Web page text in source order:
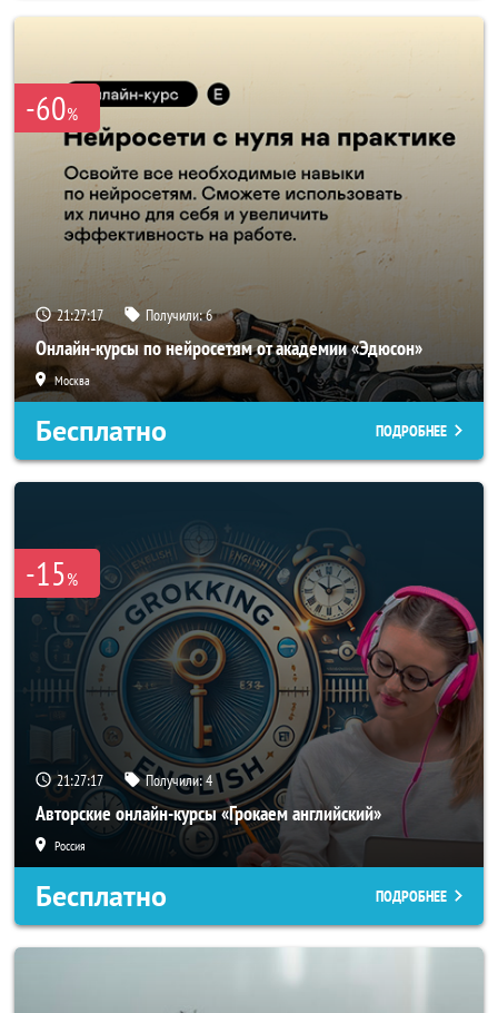
-60%
21:27:14 Получили:6
Онлайн-курсы по нейросетям от академии «Эдюсон»
Москва
Бесплатно ПОДРОБНЕЕ
-15%
21:27:14 Получили:4
Авторские онлайн-курсы «Грокаем английский»
Россия
Бесплатно ПОДРОБНЕЕ